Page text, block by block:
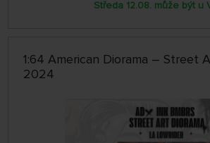
Středa 12.08. může být u
1:64 American Diorama – Street
2024